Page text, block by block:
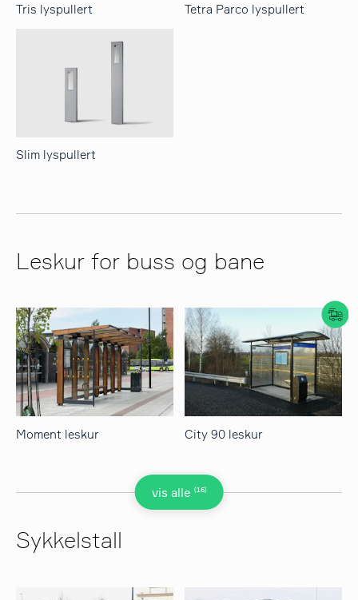
Tris lyspullert Tetra Parco lyspullert
Slim lyspullert
Leskur for buss og bane
vis alle (16)
Moment leskur City 90 leskur
Sykkelstall